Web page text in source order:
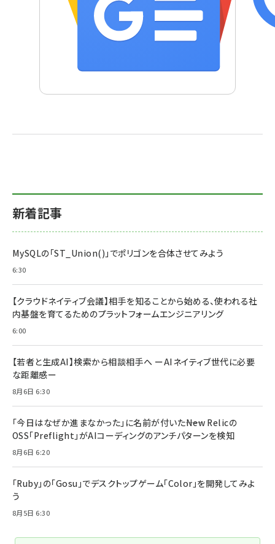
新着記事
MySQLの「ST_Union()」でポリゴンを合体させてみよう
6:30
【クラウドネイティブ会議】相手を知ることから始める、使われる社
内基盤を育てるためのプラットフォームエンジニアリング
6:00
【若者と生成AI】検索から相談相手へ ーAIネイティブ世代に必要
な距離感ー
8月6日 6:30
「今日はなぜか進まなかった」に名前が付いた――New Relicの
OSS「Preflight」がAIコーディングのアンチパターンを検知
8月6日 6:20
「Ruby」の「Gosu」でデスクトップゲーム「Color」を開発してみよ
う
8月5日 6:30